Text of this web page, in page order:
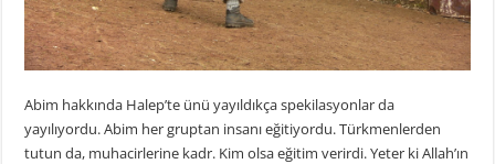
Abim hakkında Halep’te ünü yayıldıkça spekilasyonlar da
yayılıyordu. Abim her gruptan insanı eğitiyordu. Türkmenlerden
tutun da, muhacirlerine kadr. Kim olsa eğitim verirdi. Yeter ki Allah’ın